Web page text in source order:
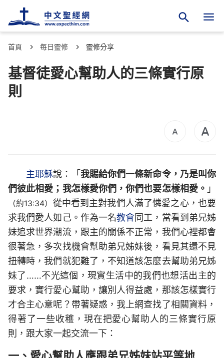
首頁 每日靈修 靈修分享
基督徒愛心幫助人的三條實行原
則
主耶穌說：「 我賜給你們一條新命令，乃是叫你
們彼此相愛；我怎樣愛你們，你們也要怎樣相愛。 」
（約13:34） 從中看到主對我們人滿了憐愛之心，也要
求我們愛人如己。作為一名教會同工，當看到弟兄姊
妹追求世界潮流，跟主的關係不正常，我們心裡都會
很著急，多次找機會幫助弟兄姊妹後，看見其還不見
扭轉時，我們就犯難了，不知道該怎麼去幫助弟兄姊
妹了……不光這個，現實生活中的我們也想活出主的
要求，實行愛心幫助，讓別人得益處，那該怎樣實行
才合主心意呢？帶著疑惑，我上網查找了相關資料，
得著了一些收穫，現在把愛心幫助人的三條實行原
則，跟大家一起交流一下：